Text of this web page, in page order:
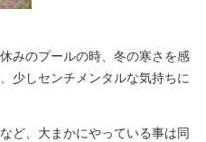
みのプールの時、冬の寒さを感
少しセンチメンタルな気持ちに
ど、大まかにやっている事は同